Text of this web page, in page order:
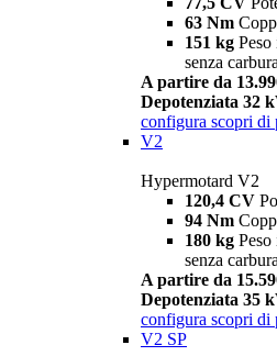
63 Nm
151 kg
senza
A partire da
Depotenziata 32
configura scopri di
V2
Hypermotard V2
120,4 CV
94 Nm
180 kg
senza
A partire da
Depotenziata 35
configura scopri di
V2 SP